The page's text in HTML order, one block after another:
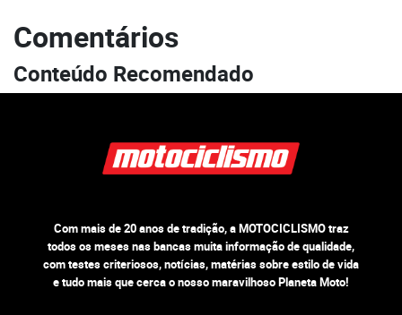
Comentários
Conteúdo Recomendado
Com mais de 20 anos de tradição, a MOTOCICLISMO traz
todos os meses nas bancas muita informação de qualidade,
com testes criteriosos, notícias, matérias sobre estilo de vida
e tudo mais que cerca o nosso maravilhoso Planeta Moto!